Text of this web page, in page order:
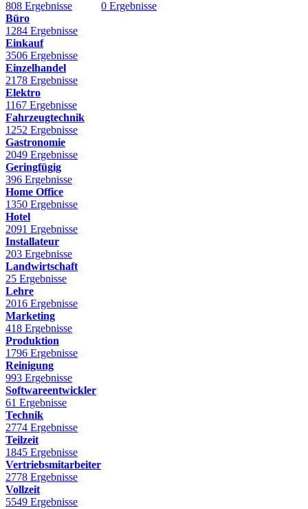
808 Ergebnisse
Büro
1284 Ergebnisse
Einkauf
3506 Ergebnisse
Einzelhandel
2178 Ergebnisse
Elektro
1167 Ergebnisse
Fahrzeugtechnik
1252 Ergebnisse
Gastronomie
2049 Ergebnisse
Geringfügig
396 Ergebnisse
Home Office
1350 Ergebnisse
Hotel
2091 Ergebnisse
Installateur
203 Ergebnisse
Landwirtschaft
25 Ergebnisse
Lehre
2016 Ergebnisse
Marketing
418 Ergebnisse
Produktion
1796 Ergebnisse
Reinigung
993 Ergebnisse
Softwareentwickler
61 Ergebnisse
Technik
2774 Ergebnisse
Teilzeit
1845 Ergebnisse
Vertriebsmitarbeiter
2778 Ergebnisse
Vollzeit
5549 Ergebnisse
0 Ergebnisse